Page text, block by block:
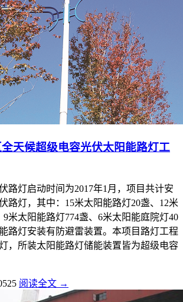
天候超级电容光伏太阳能路灯工
路灯启动时间为2017年1月，项目共计安
路灯，其中：15米太阳能路灯20盏、12米
9米太阳能路灯774盏、6米太阳能庭院灯40
路灯安装有防避雷装置。本项目路灯工程
，所装太阳能路灯储能装置皆为超级电容
阅读全文 →